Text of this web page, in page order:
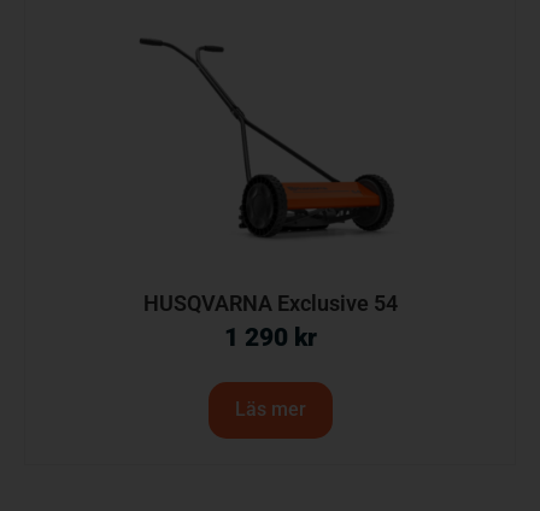
HUSQVARNA Exclusive 54
1 290 kr
Läs mer